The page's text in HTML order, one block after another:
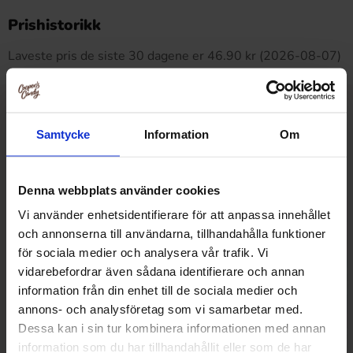
Samtycke Information Om
Denna webbplats använder cookies
Vi använder enhetsidentifierare för att anpassa innehållet
och annonserna till användarna, tillhandahålla funktioner
för sociala medier och analysera vår trafik. Vi
vidarebefordrar även sådana identifierare och annan
information från din enhet till de sociala medier och
annons- och analysföretag som vi samarbetar med.
Dessa kan i sin tur kombinera informationen med annan
information som du har tillhandahållit eller som de har
Prishistorikk
Laveste pris de siste 30 dagene er 46.90 kr (2026-08-07)
Relaterte produkter